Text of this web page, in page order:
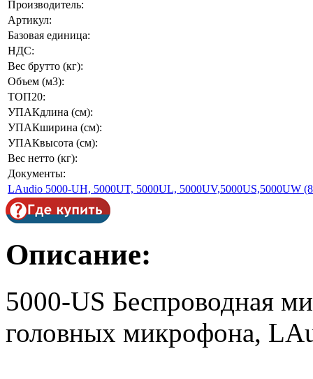
Производитель:
Артикул:
Базовая единица:
НДС:
Вес брутто (кг):
Объем (м3):
ТОП20:
УПАКдлина (см):
УПАКширина (см):
УПАКвысота (см):
Вес нетто (кг):
Документы:
LAudio 5000-UH, 5000UT, 5000UL, 5000UV,5000US,5000UW
Описание:
5000-US Беспроводная
головных микрофона,